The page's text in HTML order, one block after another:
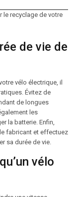
le recyclage de votre
de vie de
vélo électrique, il
Évitez de
de longues
les
la batterie. Enfin,
fabricant et effectuez
sa durée de vie.
vélo